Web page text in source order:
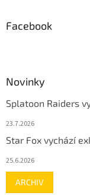
Facebook
Novinky
Splatoon Raiders
23.7.2026
Star Fox vychází
25.6.2026
ARCHIV